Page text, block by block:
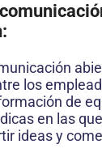
los
de
en las
ideas y